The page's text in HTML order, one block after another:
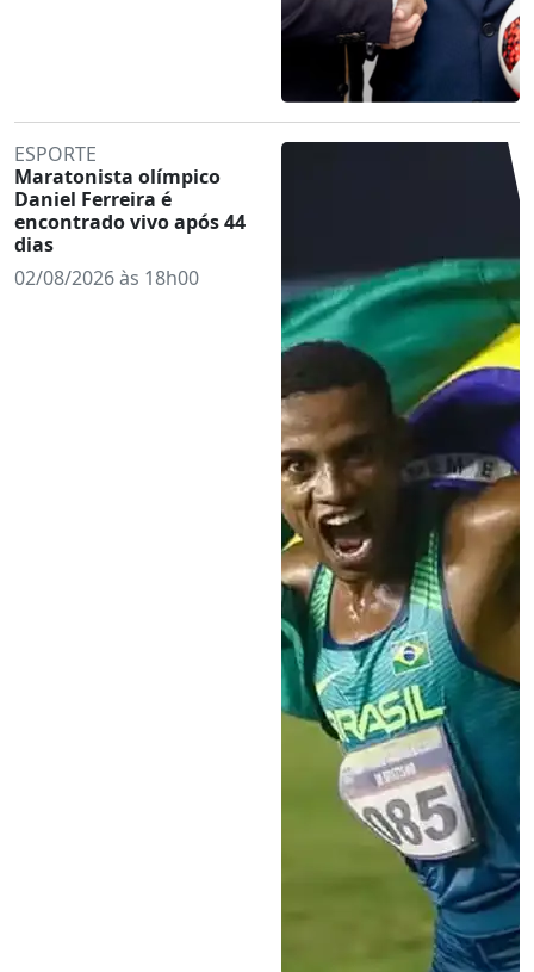
ESPORTE
Maratonista olímpico
Daniel Ferreira é
encontrado vivo após 44
dias
02/08/2026 às 18h00